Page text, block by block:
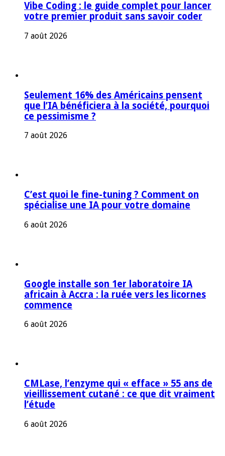
Vibe Coding : le guide complet pour lancer
votre premier produit sans savoir coder
7 août 2026
Seulement 16% des Américains pensent
que l’IA bénéficiera à la société, pourquoi
ce pessimisme ?
7 août 2026
C’est quoi le fine-tuning ? Comment on
spécialise une IA pour votre domaine
6 août 2026
Google installe son 1er laboratoire IA
africain à Accra : la ruée vers les licornes
commence
6 août 2026
CMLase, l’enzyme qui « efface » 55 ans de
vieillissement cutané : ce que dit vraiment
l’étude
6 août 2026